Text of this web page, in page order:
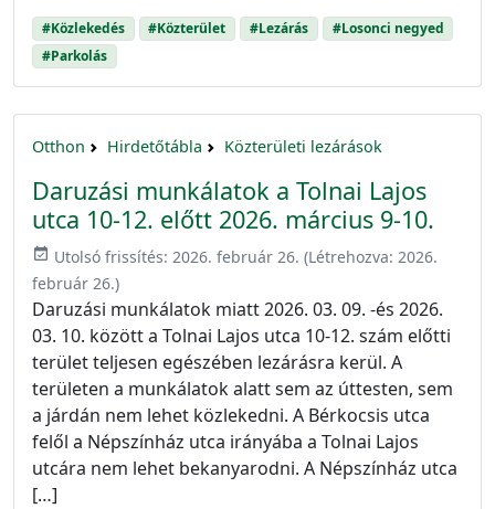
#Közlekedés #Közterület #Lezárás
#Losonci negyed
#Parkolás
Otthon Hirdetőtábla Közterületi lezárások
Daruzási munkálatok a Tolnai Lajos
utca 10-12. előtt 2026. március 9-10.
event_available Utolsó frissítés: 2026. február 26. (Létrehozva: 2026.
február 26.)
Daruzási munkálatok miatt 2026. 03. 09. -és 2026.
03. 10. között a Tolnai Lajos utca 10-12. szám előtti
terület teljesen egészében lezárásra kerül. A
területen a munkálatok alatt sem az úttesten, sem
a járdán nem lehet közlekedni. A Bérkocsis utca
felől a Népszínház utca irányába a Tolnai Lajos
utcára nem lehet bekanyarodni. A Népszínház utca
[…]